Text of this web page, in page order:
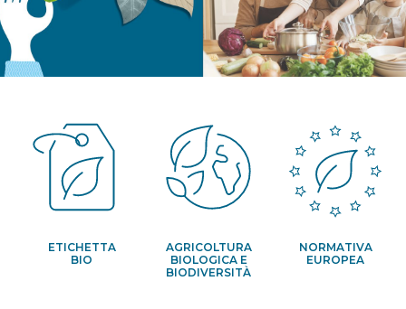
ETICHETTA
BIO
AGRICOLTURA
BIOLOGICA E
BIODIVERSITÀ
NORMATIVA
EUROPEA